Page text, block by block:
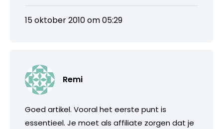
15 oktober 2010 om 05:29
Remi
Goed artikel. Vooral het eerste punt is
essentieel. Je moet als affiliate zorgen dat je